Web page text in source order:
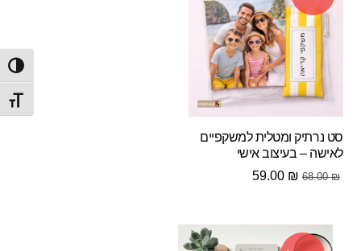
מתג
סט נרתיק ומטלית למשקפיים
לאישה – בעיצוב אישי
68.00₪
המחיר
68.00 ₪.
59.00 ₪